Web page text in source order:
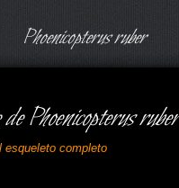
Phoenicopterus ruber
dePhoenicopterus ruber
esqueleto completo